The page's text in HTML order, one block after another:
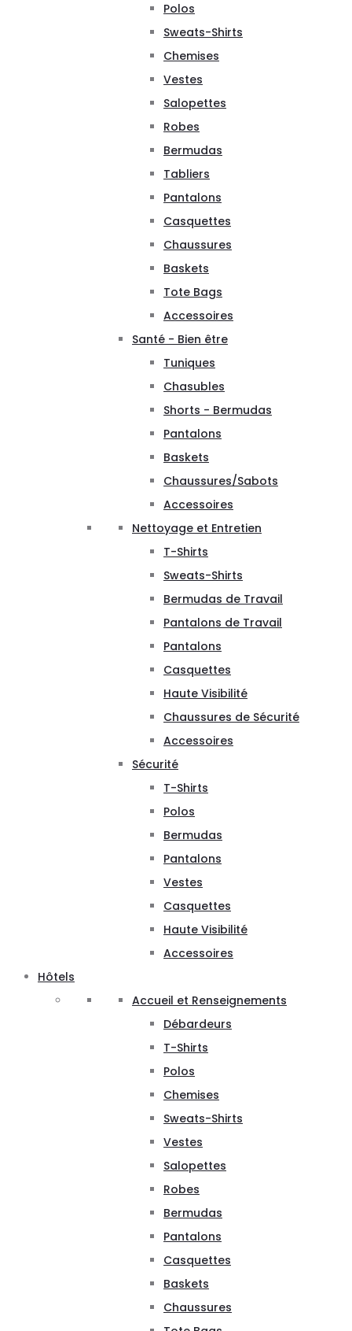
Polos
Sweats-Shirts
Chemises
Vestes
Salopettes
Robes
Bermudas
Tabliers
Pantalons
Casquettes
Chaussures
Baskets
Tote Bags
Accessoires
Santé - Bien être
Tuniques
Chasubles
Shorts - Bermudas
Pantalons
Baskets
Chaussures/Sabots
Accessoires
Nettoyage et Entretien
T-Shirts
Sweats-Shirts
Bermudas de Travail
Pantalons de Travail
Pantalons
Casquettes
Haute Visibilité
Chaussures de Sécurité
Accessoires
Sécurité
T-Shirts
Polos
Bermudas
Pantalons
Vestes
Casquettes
Haute Visibilité
Accessoires
Hôtels
Accueil et Renseignements
Débardeurs
T-Shirts
Polos
Chemises
Sweats-Shirts
Vestes
Salopettes
Robes
Bermudas
Pantalons
Casquettes
Baskets
Chaussures